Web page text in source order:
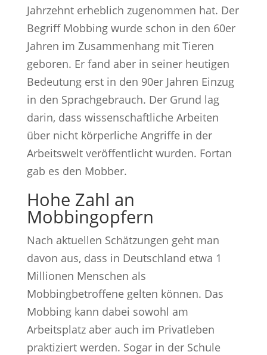
Jahrzehnt erheblich zugenommen hat. Der
Begriff Mobbing wurde schon in den 60er
Jahren im Zusammenhang mit Tieren
geboren. Er fand aber in seiner heutigen
Bedeutung erst in den 90er Jahren Einzug
in den Sprachgebrauch. Der Grund lag
darin, dass wissenschaftliche Arbeiten
über nicht körperliche Angriffe in der
Arbeitswelt veröffentlicht wurden. Fortan
gab es den Mobber.
Hohe Zahl an
Mobbingopfern
Nach aktuellen Schätzungen geht man
davon aus, dass in Deutschland etwa 1
Millionen Menschen als
Mobbingbetroffene gelten können. Das
Mobbing kann dabei sowohl am
Arbeitsplatz aber auch im Privatleben
praktiziert werden. Sogar in der Schule